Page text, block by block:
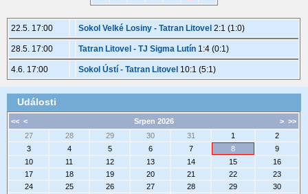
22.5. 17:00 Sokol Velké Losiny - Tatran Litovel 2:1 (1:0)
28.5. 17:00 Tatran Litovel - TJ Sigma Lutín 1:4 (0:1)
4.6. 17:00 Sokol Ústí - Tatran Litovel 10:1 (5:1)
Události
<< < > >>
Srpen 2026
27
28 29 30 31 1
2
3
4 5 6 7 8
9
10
11 12 13 14 15
16
17
18 19 20 21 22
23
24
25 26 27 28 29
30